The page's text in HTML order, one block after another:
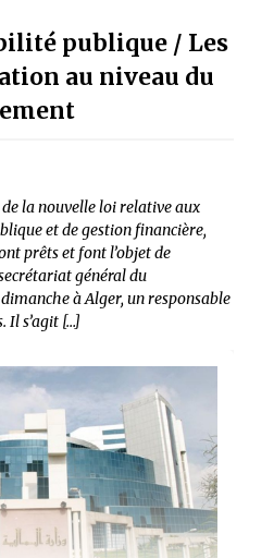
publique / Les
au niveau du
la nouvelle loi relative aux
et de gestion financière,
prêts et font l’objet de
général du
à Alger, un responsable
Il s’agit […]